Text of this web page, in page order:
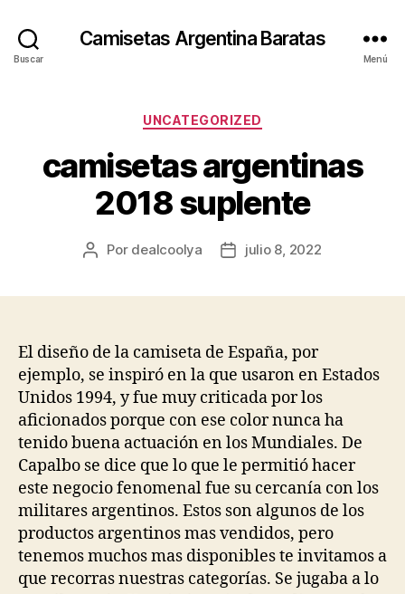
Buscar
Camisetas Argentina Baratas
Menú
Categorías
UNCATEGORIZED
camisetas argentinas
2018 suplente
Autor
Por dealcoolya
Fechajulio 8, 2022
El diseño de la camiseta de España, por
ejemplo, se inspiró en la que usaron en Estados
Unidos 1994, y fue muy criticada por los
aficionados porque con ese color nunca ha
tenido buena actuación en los Mundiales. De
Capalbo se dice que lo que le permitió hacer
este negocio fenomenal fue su cercanía con los
militares argentinos. Estos son algunos de los
productos argentinos mas vendidos, pero
tenemos muchos mas disponibles te invitamos a
que recorras nuestras categorías. Se jugaba a lo